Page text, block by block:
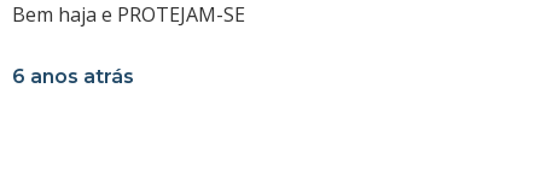
Bem haja e PROTEJAM-SE
6 anos atrás